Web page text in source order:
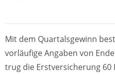
Mit dem Quartalsgewinn
vorläufige Angaben von
trug die Erstversicherung